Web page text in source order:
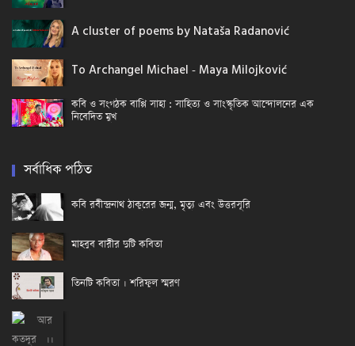
A cluster of poems by Nataša Radanović
To Archangel Michael - Maya Milojković
কবি ও সংগঠক বাপ্পি সাহা : সাহিত্য ও সাংস্কৃতিক আন্দোলনের এক
নিবেদিত মুখ
সর্বাধিক পঠিত
কবি রবীন্দ্রনাথ ঠাকুরের জন্ম, মৃত্যু এবং উত্তরসূরি
মাহবুব বারীর দুটি কবিতা
তিনটি কবিতা । শরিফুল স্মরণ